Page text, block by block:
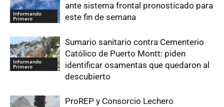
Informando
Primero
ante sistema frontal pronosticado para
este fin de semana
Informando
Primero
Sumario sanitario contra Cementerio
Católico de Puerto Montt: piden
identificar osamentas que quedaron al
descubierto
ProREP y Consorcio Lechero